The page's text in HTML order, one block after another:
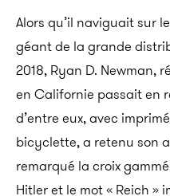
Alors qu’il naviguait sur
géant de la grande
2018, Ryan D. Newman,
en Californie passait en
d’entre eux, avec
bicyclette, a retenu son
remarqué la croix
Hitler et le mot « Reich »